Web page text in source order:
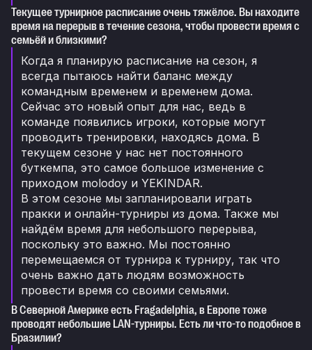
Текущее турнирное расписание очень тяжёлое. Вы находите
время на перерыв в течение сезона, чтобы провести время с
семьёй и близкими?
Когда я планирую расписание на сезон, я
всегда пытаюсь найти баланс между
командным временем и временем дома.
Сейчас это новый опыт для нас, ведь в
команде появились игроки, которые могут
проводить тренировки, находясь дома. В
текущем сезоне у нас нет постоянного
буткемпа, это самое большое изменение с
приходом molodoy и YEKINDAR.
В этом сезоне мы запланировали играть
пракки и онлайн-турниры из дома. Также мы
найдём время для небольшого перерыва,
поскольку это важно. Мы постоянно
перемещаемся от турнира к турниру, так что
очень важно дать людям возможность
провести время со своими семьями.
В Северной Америке есть Fragadelphia, в Европе тоже
проводят небольшие LAN-турниры. Есть ли что-то подобное в
Бразилии?